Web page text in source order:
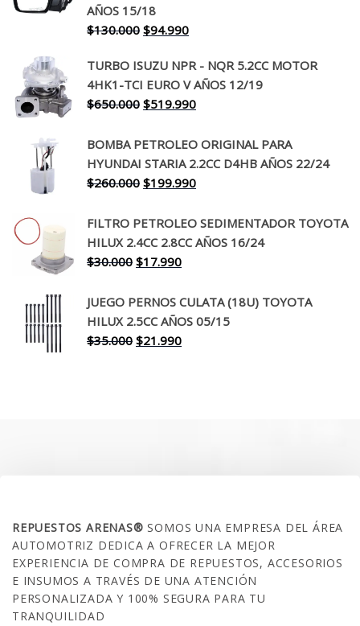
AÑOS 15/18
$130.000 El
original
era:
$130.000.
$94.990El
actual
es:
$94.990.
TURBO ISUZU NPR - NQR 5.2CC MOTOR
4HK1-TCI EURO V AÑOS 12/19
$650.000 El
original
era:
$650.000.
$519.990El
actual
es:
$519.990.
BOMBA PETROLEO ORIGINAL PARA
HYUNDAI STARIA 2.2CC D4HB AÑOS 22/24
$260.000 El
original
era:
$260.000.
$199.990El
actual
es:
FILTRO PETROLEO SEDIMENTADOR TOYOTA
HILUX 2.4CC 2.8CC AÑOS 16/24
$30.000 El
original
era:
$30.000.
$17.990El
actual
es:
$17.990.
JUEGO PERNOS CULATA (18U) TOYOTA
HILUX 2.5CC AÑOS 05/15
$35.000 El
$21.990El
REPUESTOS ARENAS®SOMOS UNA EMPRESA DEL ÁREA
AUTOMOTRIZ DEDICA A OFRECER LA MEJOR
EXPERIENCIA DE COMPRA DE REPUESTOS, ACCESORIOS
E INSUMOS A TRAVÉS DE UNA ATENCIÓN
PERSONALIZADA Y 100% SEGURA PARA TU
TRANQUILIDAD